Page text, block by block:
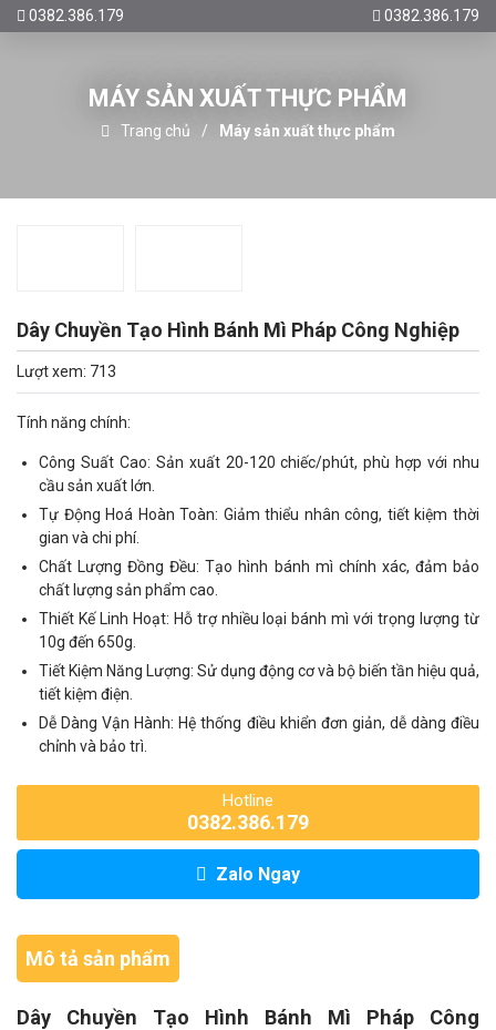
0382.386.179 0382.386.179
MÁY SẢN XUẤT THỰC PHẨM
Trang chủ Máy sản xuất thực phẩm
Dây Chuyền Tạo Hình Bánh Mì Pháp Công Nghiệp
Lượt xem: 713
Tính năng chính:
Công Suất Cao: Sản xuất 20-120 chiếc/phút, phù hợp với nhu
cầu sản xuất lớn.
Tự Động Hoá Hoàn Toàn: Giảm thiểu nhân công, tiết kiệm thời
gian và chi phí.
Chất Lượng Đồng Đều: Tạo hình bánh mì chính xác, đảm bảo
chất lượng sản phẩm cao.
Thiết Kế Linh Hoạt: Hỗ trợ nhiều loại bánh mì với trọng lượng từ
10g đến 650g.
Tiết Kiệm Năng Lượng: Sử dụng động cơ và bộ biến tần hiệu quả,
tiết kiệm điện.
Dễ Dàng Vận Hành: Hệ thống điều khiển đơn giản, dễ dàng điều
chỉnh và bảo trì.
Hotline
0382.386.179
Zalo Ngay
Mô tả sản phẩm
Dây Chuyền Tạo Hình Bánh Mì Pháp Công